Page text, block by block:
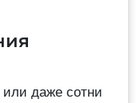
или даже сотни